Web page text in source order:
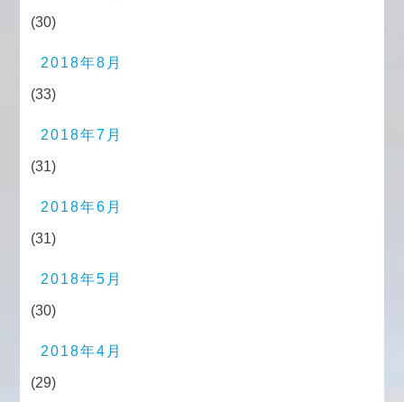
(30)
2018年8月
(33)
2018年7月
(31)
2018年6月
(31)
2018年5月
(30)
2018年4月
(29)